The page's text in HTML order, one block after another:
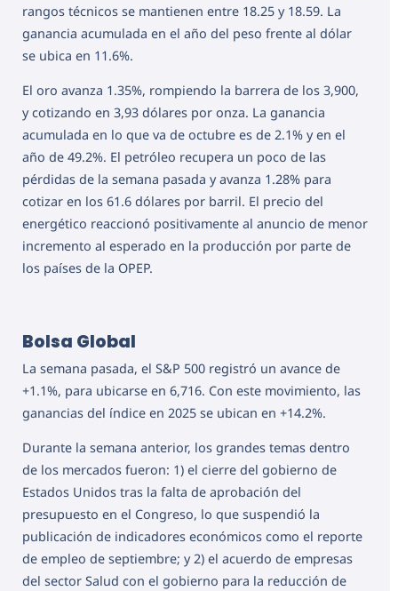
rangos técnicos se mantienen entre 18.25 y 18.59. La
ganancia acumulada en el año del peso frente al dólar
se ubica en 11.6%.
El oro avanza 1.35%, rompiendo la barrera de los 3,900,
y cotizando en 3,93 dólares por onza. La ganancia
acumulada en lo que va de octubre es de 2.1% y en el
año de 49.2%. El petróleo recupera un poco de las
pérdidas de la semana pasada y avanza 1.28% para
cotizar en los 61.6 dólares por barril. El precio del
energético reaccionó positivamente al anuncio de menor
incremento al esperado en la producción por parte de
los países de la OPEP.
Bolsa Global
La semana pasada, el S&P 500 registró un avance de
+1.1%, para ubicarse en 6,716. Con este movimiento, las
ganancias del índice en 2025 se ubican en +14.2%.
Durante la semana anterior, los grandes temas dentro
de los mercados fueron: 1) el cierre del gobierno de
Estados Unidos tras la falta de aprobación del
presupuesto en el Congreso, lo que suspendió la
publicación de indicadores económicos como el reporte
de empleo de septiembre; y 2) el acuerdo de empresas
del sector Salud con el gobierno para la reducción de